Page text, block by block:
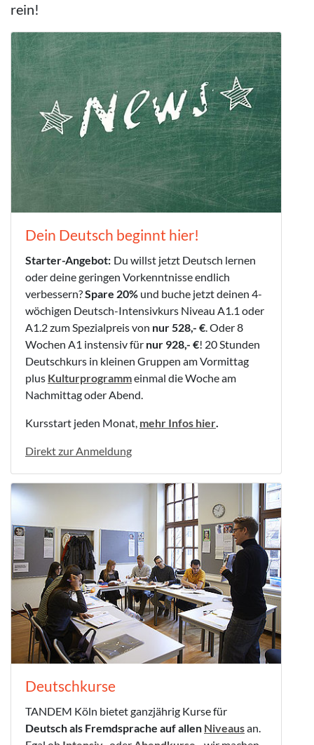
rein!
Dein Deutsch beginnt hier!
Starter-Angebot: Du willst jetzt Deutsch lernen
oder deine geringen Vorkenntnisse endlich
verbessern?Spare 20% und buche jetzt deinen 4-
wöchigen Deutsch-Intensivkurs Niveau A1.1 oder
A1.2 zum Spezialpreis von nur 528,- €. Oder 8
Wochen A1 instensiv für nur 928,- €! 20 Stunden
Deutschkurs in kleinen Gruppen am Vormittag
plus Kulturprogrammeinmal die Woche am
Nachmittag oder Abend.
Kursstart jeden Monat, mehr Infos hier.
Direkt zur Anmeldung
Deutschkurse
TANDEM Köln bietet ganzjährig Kurse für
Deutsch als Fremdsprache auf allen Niveausan.